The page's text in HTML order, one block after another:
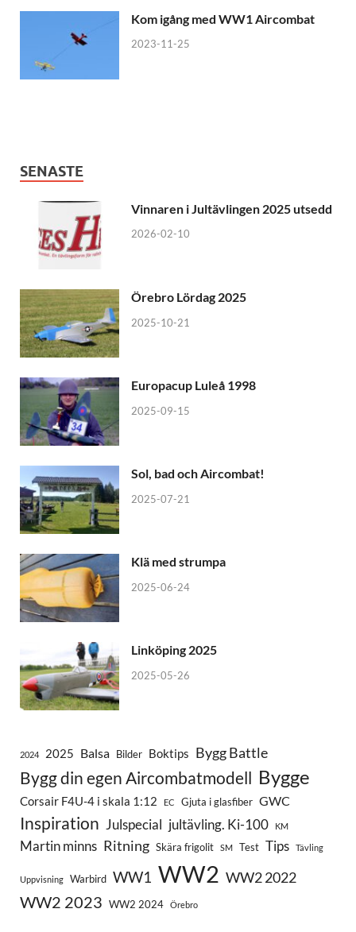
Kom igång med WW1 Aircombat
2023-11-25
SENASTE
Vinnaren i Jultävlingen 2025 utsedd
2026-02-10
Örebro Lördag 2025
2025-10-21
Europacup Luleå 1998
2025-09-15
Sol, bad och Aircombat!
2025-07-21
Klä med strumpa
2025-06-24
Linköping 2025
2025-05-26
2024 2025 Balsa Bilder Boktips Bygg Battle
Bygg din egen Aircombatmodell Bygge
Corsair F4U-4 i skala 1:12 EC Gjuta i glasfiber GWC
Inspiration Julspecial jultävling. Ki-100 KM
Martin minns Ritning Skära frigolit SM Test Tips Tävling
Uppvisning Warbird WW1 WW2 WW2 2022
WW2 2023 WW2 2024 Örebro